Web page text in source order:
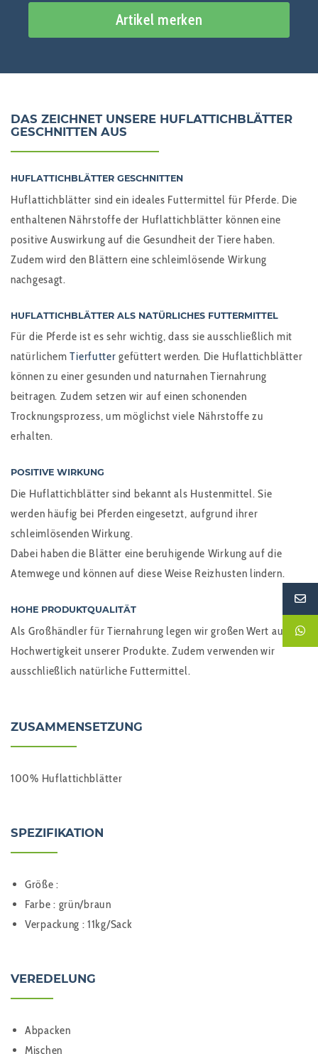
Artikel merken
DAS ZEICHNET UNSERE HUFLATTICHBLÄTTER
GESCHNITTEN AUS
HUFLATTICHBLÄTTER GESCHNITTEN
Huflattichblätter sind ein ideales Futtermittel für Pferde. Die
enthaltenen Nährstoffe der Huflattichblätter können eine
positive Auswirkung auf die Gesundheit der Tiere haben.
Zudem wird den Blättern eine schleimlösende Wirkung
nachgesagt.
HUFLATTICHBLÄTTER ALS NATÜRLICHES FUTTERMITTEL
Für die Pferde ist es sehr wichtig, dass sie ausschließlich mit
natürlichemTierfutter gefüttert werden. Die Huflattichblätter
können zu einer gesunden und naturnahen Tiernahrung
beitragen. Zudem setzen wir auf einen schonenden
Trocknungsprozess, um möglichst viele Nährstoffe zu
erhalten.
POSITIVE WIRKUNG
Die Huflattichblätter sind bekannt als Hustenmittel. Sie
werden häufig bei Pferden eingesetzt, aufgrund ihrer
schleimlösenden Wirkung.
Dabei haben die Blätter eine beruhigende Wirkung auf die
Atemwege und können auf diese Weise Reizhusten lindern.
HOHE PRODUKTQUALITÄT
Als Großhändler für Tiernahrung legen wir großen Wert auf die
Hochwertigkeit unserer Produkte. Zudem verwenden wir
ausschließlich natürliche Futtermittel.
ZUSAMMENSETZUNG
100% Huflattichblätter
SPEZIFIKATION
Größe :
Farbe : grün/braun
Verpackung : 11kg/Sack
VEREDELUNG
Abpacken
Mischen